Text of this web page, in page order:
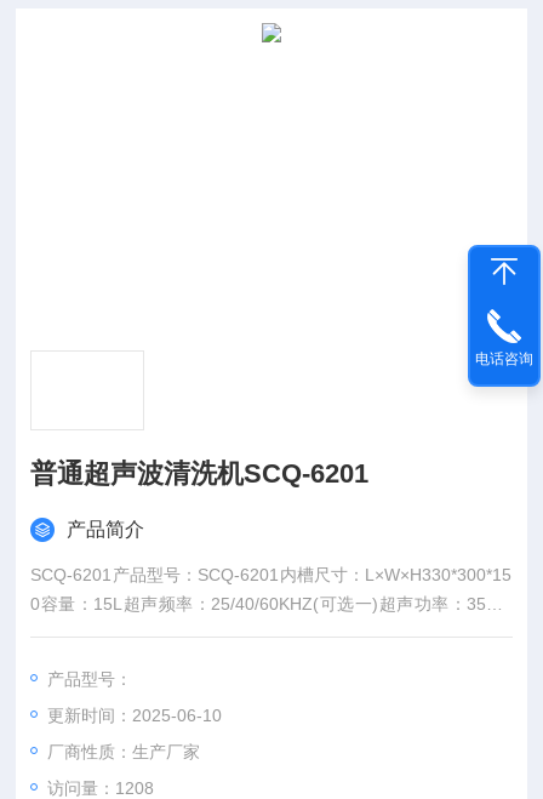
普通超声波清洗机SCQ-6201
产品简介
SCQ-6201产品型号：SCQ-6201内槽尺寸：L×W×H330*300*15
0容量：15L超声频率：25/40/60KHZ(可选一)超声功率：350W
功率可调：无（%）加热功率：无（W）温度范围：无（℃）时
0HZ*图片经供参考
产品型号：
更新时间：2025-06-10
厂商性质：生产厂家
访问量：1208
电话咨询